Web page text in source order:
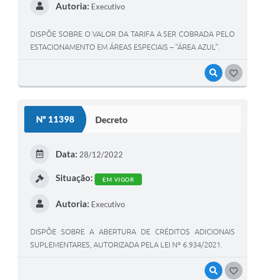
VISUALIZAR
Autoria: Executivo
DISPÕE SOBRE O VALOR DA TARIFA A SER COBRADA PELO
ESTACIONAMENTO EM ÁREAS ESPECIAIS – “ÁREA AZUL”.
Nº 11398 Decreto
VISUALIZAR
Data: 28/12/2022
Situação: EM VIGOR
Autoria: Executivo
DISPÕE SOBRE A ABERTURA DE CRÉDITOS ADICIONAIS
SUPLEMENTARES, AUTORIZADA PELA LEI Nº 6.934/2021.